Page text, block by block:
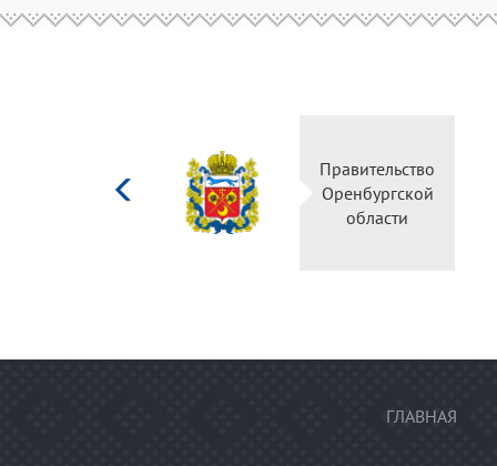
культуры
Российской
Правительство
Оренбургской
области
ГЛАВНАЯ